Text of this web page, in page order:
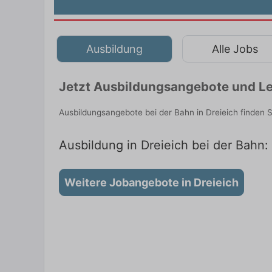
Ausbildung Alle Jobs
Jetzt Ausbildungsangebote und
Ausbildungsangebote bei der Bahn in Dreieich
Ausbildung in Dreieich bei der
Weitere Jobangebote in Dreieich